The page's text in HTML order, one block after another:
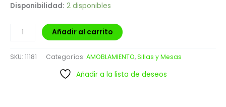
Disponibilidad: 2 disponibles
Añadir al carrito
SKU: 11181 Categorías: AMOBLAMIENTO,Sillas y Mesas
Añadir a la lista de deseos